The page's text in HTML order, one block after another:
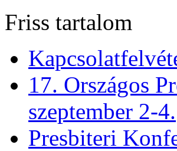
Friss tartalom
17. Országos
szeptember 2-4.
Presbiteri